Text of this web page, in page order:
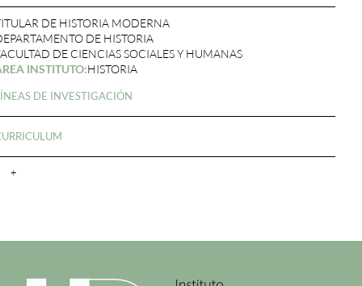
DE HISTORIA MODERNA
DE HISTORIA
DE CIENCIAS SOCIALES Y HUMANAS
INSTITUTO:HISTORIA
DE INVESTIGACIÓN
+